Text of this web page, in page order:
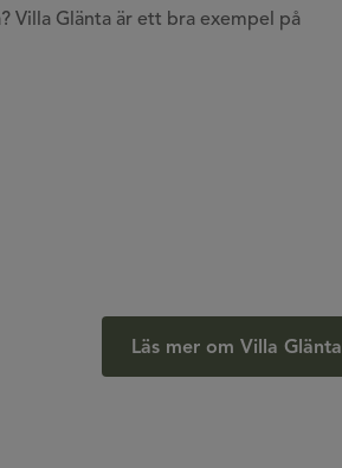
Villa Glänta är ett bra exempel på
Läs mer om Villa Glänta